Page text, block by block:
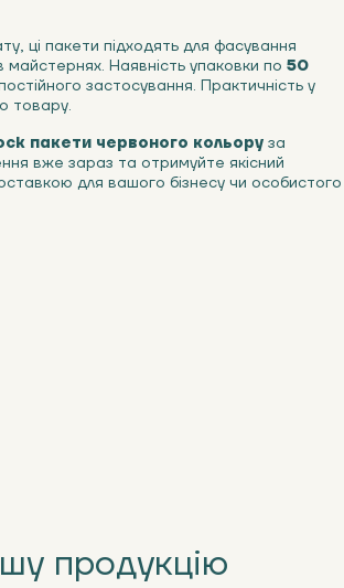
ці пакети підходять для фасування
Наявність упаковки по 50
застосування. Практичність у
товару.
пакети червоного кольору за
вже зараз та отримуйте якісний
для вашого бізнесу чи особистого
продукцію